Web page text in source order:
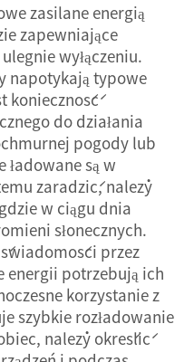
zasilane energią
zapewniające
wyłączeniu.
napotykają typowe
konieczność
do działania
pogody lub
ładowane są w
zaradzić, należy
w ciągu dnia
słonecznych.
przez
energii potrzebują ich
korzystanie z
szybkie rozładowanie
należy określić